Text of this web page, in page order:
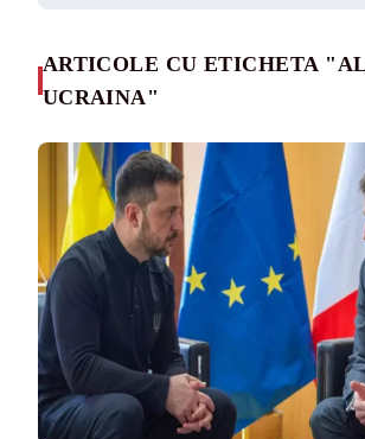
ARTICOLE CU ETICHETA
UCRAINA"